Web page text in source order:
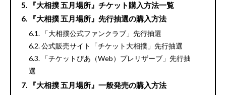
『大相撲 五月場所』チケット購入方法一覧
『大相撲 五月場所』先行抽選の購入方法
「大相撲公式ファンクラブ」先行抽選
公式販売サイト「チケット大相撲」先行抽選
「チケットぴあ（Web）プレリザーブ」先行抽
選
『大相撲 五月場所』一般発売の購入方法